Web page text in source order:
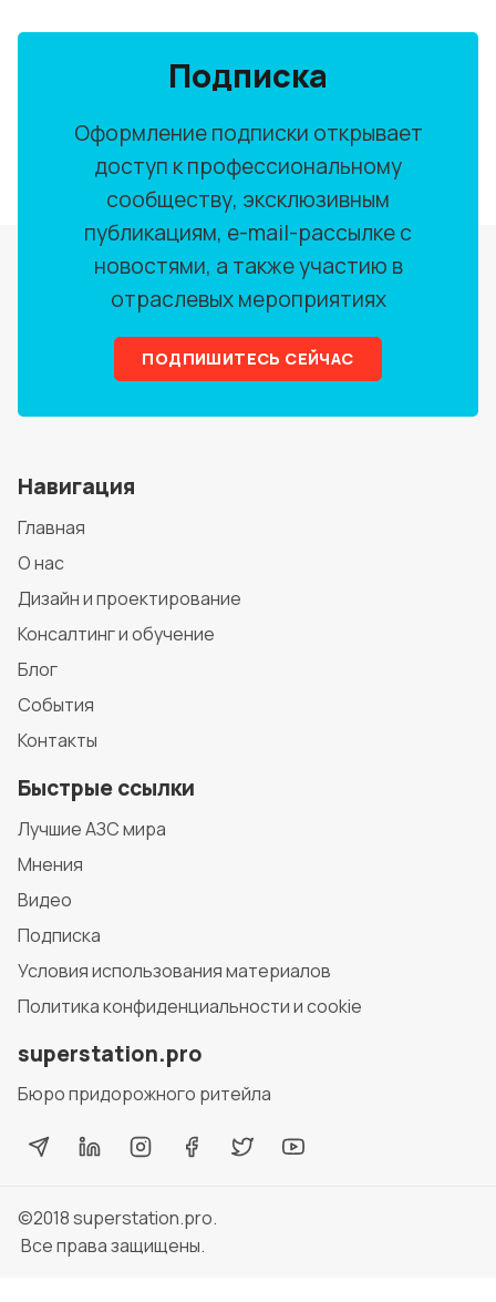
Подписка
Оформление подписки открывает
доступ к профессиональному
сообществу, эксклюзивным
публикациям, e-mail-рассылке с
новостями, а также участию в
отраслевых мероприятиях
ПОДПИШИТЕСЬ СЕЙЧАС
Навигация
Главная
О нас
Дизайн и проектирование
Консалтинг и обучение
Блог
События
Контакты
Быстрые ссылки
Лучшие АЗС мира
Мнения
Видео
Подписка
Условия использования материалов
Политика конфиденциальности и cookie
superstation.pro
Бюро придорожного ритейла
©2018superstation.pro.
Все права защищены.